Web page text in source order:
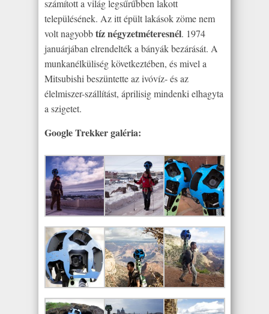
számított a világ legsűrűbben lakott
településének. Az itt épült lakások zöme nem
volt nagyobbtíz négyzetméteresnél. 1974
januárjában elrendelték a bányák bezárását. A
munkanélküliség következtében, és mivel a
Mitsubishi beszüntette az ivóvíz- és az
élelmiszer-szállítást, áprilisig mindenki elhagyta
a szigetet.
Google Trekker galéria: